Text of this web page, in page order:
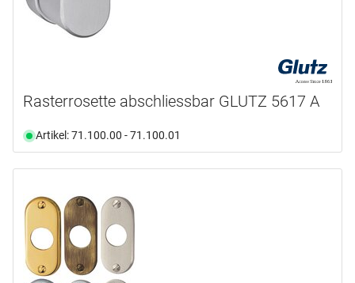
Rasterrosette abschliessbar GLUTZ 5617 A
Artikel: 71.100.00 - 71.100.01